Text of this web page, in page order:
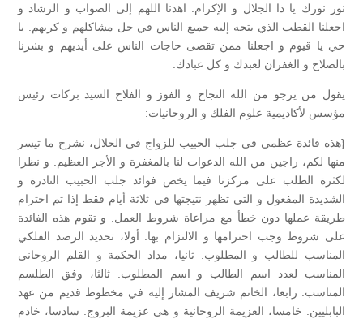
نور نورك يا ذا الجلال و الإكرام. اهدنا اللهم إلى الصواب و الرشاد و
اجعلنا القطب الذي يتجه إليه جميع الناس في حل مشاكلهم و كربهم. يا
حي يا قيوم و اجعلنا ممن تقضى حاجات الناس على أيديهم و بشرنا
بالصلاح و الغفران لعبدك و كل عبادك.
يقول من يرجو من الله النجاح و الفوز و الفلاح السيد بركات رئيس
مؤسس لأكاديمية علوم الفلك و الروحانيات:
{هذه فائدة عظمى في جلب الحبيب للزواج في الحلال، نشرح ما تيسر
منها لكم، راجين من الله الدعوات لنا بالمغفرة و الأجر العظيم. و نظرا
لكثرة الطلب على مركزنا فيما يخص فوائد جلب الحبيب النادرة و
الشديدة المفعول و التي تظهر نتيجتها في ثلاثة أيام فقط إذا تم احترام
طريقة عملها دون خطأ مع مراعاة شروط العمل. و تقوم هذه الفائدة
على شروط وجب احترامها و الالتزام بها: أولا، تحديد الرصد الفلكي
المناسب للطالب و المطلوب. ثانيا، مداد الحكمة و القلم الروحاني
المناسب لعدد اسم الطالب و اسم المطلوب. ثالثا، وفق الطلسم
المناسب. رابعا، الخاتم شريف المشار إليه في مخطوط قديم من عهد
البابليين. خامسا، العزيمة الروحانية و هي عزيمة البروج. سادسا، خادم